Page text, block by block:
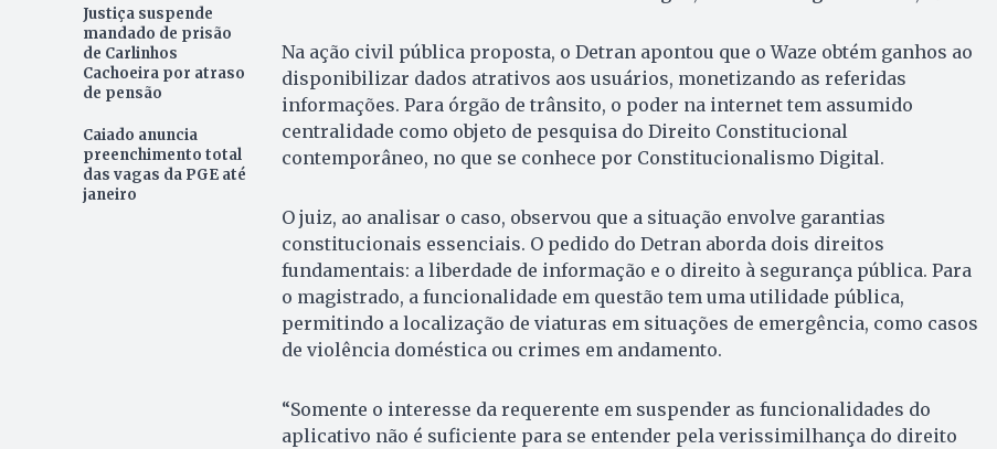
Justiça suspende
mandado de prisão
de Carlinhos
Cachoeira por atraso
de pensão
Caiado anuncia
preenchimento total
das vagas da PGE até
janeiro
Na ação civil pública proposta, o Detran apontou que o Waze obtém ganhos ao
disponibilizar dados atrativos aos usuários, monetizando as referidas
informações. Para órgão de trânsito, o poder na internet tem assumido
centralidade como objeto de pesquisa do Direito Constitucional
contemporâneo, no que se conhece por Constitucionalismo Digital.
O juiz, ao analisar o caso, observou que a situação envolve garantias
constitucionais essenciais. O pedido do Detran aborda dois direitos
fundamentais: a liberdade de informação e o direito à segurança pública. Para
o magistrado, a funcionalidade em questão tem uma utilidade pública,
permitindo a localização de viaturas em situações de emergência, como casos
de violência doméstica ou crimes em andamento.
“Somente o interesse da requerente em suspender as funcionalidades do
aplicativo não é suficiente para se entender pela verissimilhança do direito